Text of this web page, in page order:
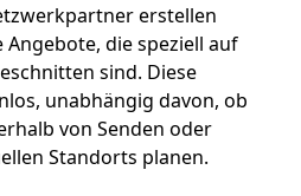
erstellen
die speziell auf
sind. Diese
unabhängig davon, ob
von Senden oder
Standorts planen.